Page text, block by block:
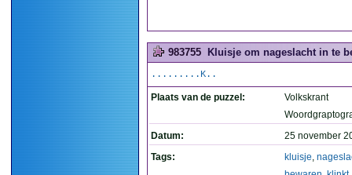
983755 Kluisje om nageslacht in te
.........K..
Plaats van de puzzel:
Volkskrant
Datum:
25 november
Tags:
kluisje,